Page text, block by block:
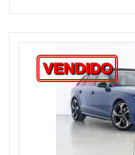
VENDIDO